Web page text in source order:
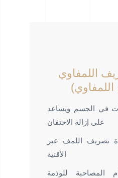
اللمفاوي
في الجسم ويساعد
على إزالة الاحتقان
تصريف اللمف عبر
الأقنية
المصاحبة للوذمة